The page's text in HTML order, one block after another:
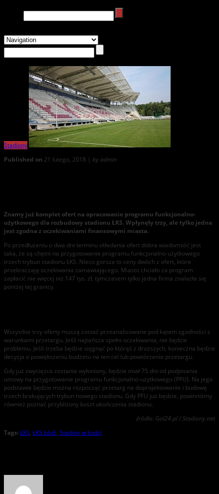
Stadiony
Published on 21 lutego, 2018 | by admin
Znamy już komplet ofert na opracowanie programu funkcjonalno-
użytkowego dla rozbudowy stadionu ŁKS. Wpłynęły trzy, ale tylko jedna
jest zgodna z oczekiwaniami finansowymi miasta.
Po przedłużeniu o dwa dni terminu składania ofert dobra wiadomość jest
taka, że są chętni na przygotowanie programu funkcjonalno-użytkowego
trzech trybun stadionu ŁKS. Nieco gorsza to ceny dwóch z ofert, które
przekraczają oczekiwania zamawiającego. Miasto chciało za program
zapłacić nie więcej niż 147 tys. zł, tymczasem tylko jedna firma znalazła się
poniżej tej granicy.
Wszystkie trzy oferty muszą zostać przeanalizowane pod kątem zgodności z
warunkami przetargu. Jeśli najtańsza spełni oczekiwania, nie będzie
problemu. Jeśli trzeba będzie sięgnąć po którąś z droższych, konieczna będzie
decyzja o powiększeniu budżetu na ten cel lub powtórzenie przetargu.
Gdy już zwycięzca zostanie wyłoniony, będzie miał 75 dni od podpisania
umowy na przygotowanie programu funkcjonalno-użytkowego (PFU). Na jego
podstawie będzie można rozpocząć przetarg na doprojektowanie i budowę
trzech brakujących trybun nowego stadionu. Gdy PFU już będzie, powinniśmy
również poznać przybliżony koszt ukończenia stadionu.
źródło: Gol24.pl / Stadiony.net
Tags:ŁKS, ŁKS Łódź, Stadion w Łodzi